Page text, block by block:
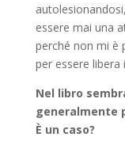
essere mai una
perché non mi è
per essere
Nel libro
generalmente
È un caso?